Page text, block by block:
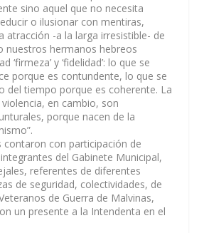
sino aquel que no necesita
o ilusionar con mentiras,
atracción -a la larga irresistible- de
nuestros hermanos hebreos
‘firmeza’ y ‘fidelidad’: lo que se
porque es contundente, lo que se
del tiempo porque es coherente. La
en cambio, son
porque nacen de la
contaron con participación de
del Gabinete Municipal,
referentes de diferentes
de seguridad, colectividades, de
de Guerra de Malvinas,
un presente a la Intendenta en el